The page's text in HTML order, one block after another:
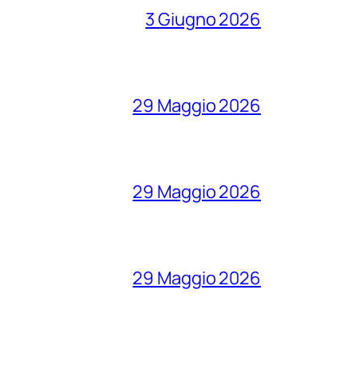
3 Giugno 2026
29 Maggio 2026
29 Maggio 2026
29 Maggio 2026